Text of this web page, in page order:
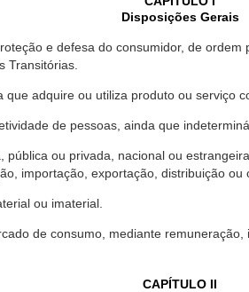
Disposições Gerais
e defesa do consumidor, de
Transitórias.
adquire ou utiliza produto ou serviço
de pessoas, ainda que
ou privada, nacional ou
importação, exportação, distribuição
ou imaterial.
de consumo, mediante
CAPÍTULO II